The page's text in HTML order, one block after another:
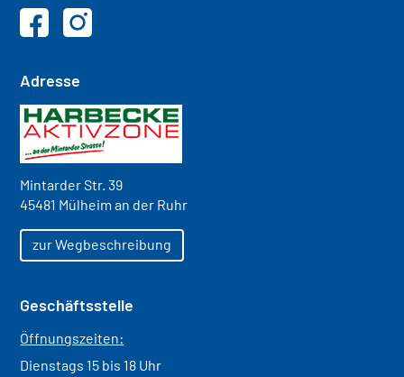
Adresse
Mintarder Str. 39
45481 Mülheim an der Ruhr
zur Wegbeschreibung
Geschäftsstelle
Öffnungszeiten:
Dienstags 15 bis 18 Uhr